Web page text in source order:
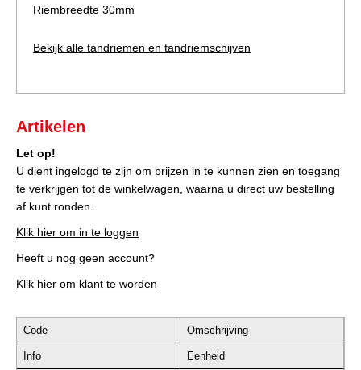
Riembreedte 30mm
Bekijk alle tandriemen en tandriemschijven
Artikelen
Let op!
U dient ingelogd te zijn om prijzen in te kunnen zien en toegang
te verkrijgen tot de winkelwagen, waarna u direct uw bestelling
af kunt ronden.
Klik hier om in te loggen
Heeft u nog geen account?
Klik hier om klant te worden
Code Omschrijving
Info Eenheid